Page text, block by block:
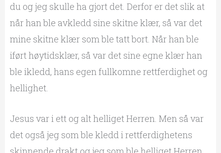
du og jeg skulle ha gjort det. Derfor er det slik at
når han ble avkledd sine skitne klær, så var det
mine skitne klær som ble tatt bort. Når han ble
iført høytidsklær, så var det sine egne klær han
ble ikledd, hans egen fullkomne rettferdighet og
hellighet.
Jesus var i ett og alt helliget Herren. Men så var
det også jeg som ble kledd i rettferdighetens